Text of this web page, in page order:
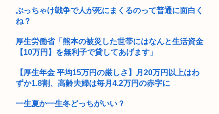
ぶっちゃけ戦争で人が死にまくるのって普通に面白く
ね？
厚生労働省「熊本の被災した世帯にはなんと生活資金
【10万円】を無利子で貸してあげます」
【厚生年金 平均15万円の厳しさ】月20万円以上はわ
ずか1.8割、高齢夫婦は毎月4.2万円の赤字に
一生夏か一生冬どっちがいい？